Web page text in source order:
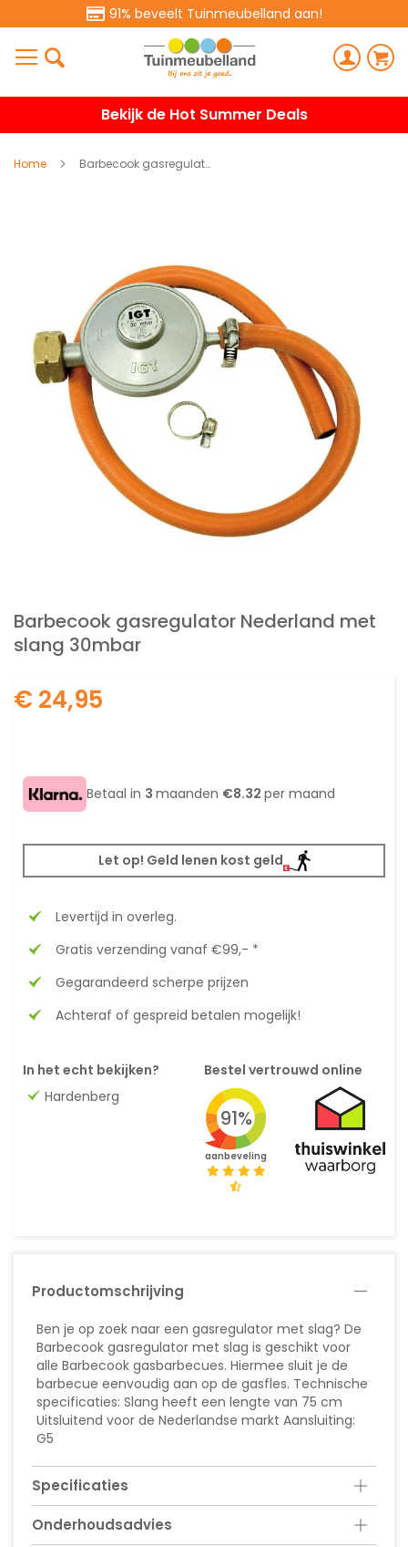
91% beveelt Tuinmeubelland aan!
Bekijk de Hot Summer Deals
Home Barbecook gasregulator Nederland met slang 30mbar
Barbecook gasregulator Nederland met
slang 30mbar
afbeeldingen-
gallerij
naar
het
begin
de
afbeeldingen-
€ 24,95
Betaal in 3 maanden €8.32 per maand
Let op! Geld lenen kost geld
Levertijd in overleg.
Gratis verzending vanaf €99,- *
Gegarandeerd scherpe prijzen
Achteraf of gespreid betalen mogelijk!
In het echt bekijken?
Hardenberg
Bestel vertrouwd online
91%
aanbeveling
Productomschrijving
Ben je op zoek naar een gasregulator met slag? De
Barbecook gasregulator met slag is geschikt voor
alle Barbecook gasbarbecues. Hiermee sluit je de
barbecue eenvoudig aan op de gasfles. Technische
specificaties: Slang heeft een lengte van 75 cm
Uitsluitend voor de Nederlandse markt Aansluiting:
G5
Specificaties
Onderhoudsadvies